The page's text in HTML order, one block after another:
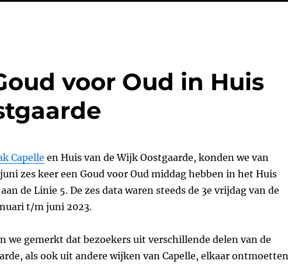
voor Oud in Huis
Capelle en Huis van de Wijk Oostgaarde, konden we van
zes keer een Goud voor Oud middag hebben in het Huis
de Linie 5. De zes data waren steeds de 3e vrijdag van de
t/m juni 2023.
we gemerkt dat bezoekers uit verschillende delen van de
als ook uit andere wijken van Capelle, elkaar ontmoetten